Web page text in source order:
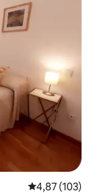
Средна
4,87 (103)